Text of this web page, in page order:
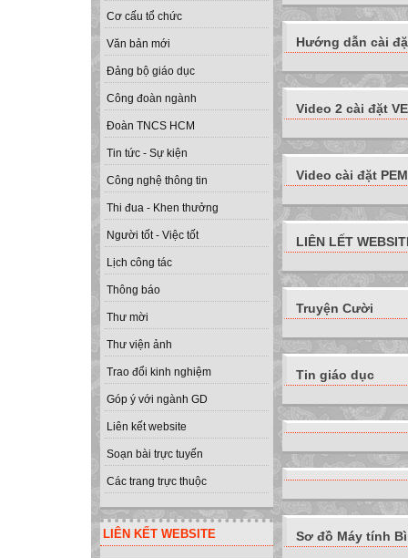
Cơ cấu tổ chức
Văn bản mới
Đảng bộ giáo dục
Công đoàn ngành
Đoàn TNCS HCM
Tin tức - Sự kiện
Công nghệ thông tin
Thi đua - Khen thưởng
Người tốt - Việc tốt
Lịch công tác
Thông báo
Thư mời
Thư viện ảnh
Trao đổi kinh nghiệm
Góp ý với ngành GD
Liên kết website
Soạn bài trực tuyến
Các trang trực thuộc
LIÊN KẾT WEBSITE
Hướng dẫn cài
Video 2 cài đặt
Video cài đặt
LIÊN LẾT
Truyện Cười
Tin giáo dục
Sơ đồ Máy tính